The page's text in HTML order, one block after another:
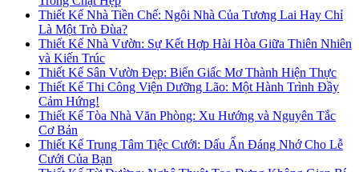
Thiết Kế Nhà Tiền Chế: Ngôi Nhà Của Tương Lai Hay Chỉ
Là Một Trò Đùa?
Thiết Kế Nhà Vườn: Sự Kết Hợp Hài Hòa Giữa Thiên Nhiên
và Kiến Trúc
Thiết Kế Sân Vườn Đẹp: Biến Giấc Mơ Thành Hiện Thực
Thiết Kế Thi Công Viện Dưỡng Lão: Một Hành Trình Đầy
Cảm Hứng!
Thiết Kế Tòa Nhà Văn Phòng: Xu Hướng và Nguyên Tắc
Cơ Bản
Thiết Kế Trung Tâm Tiệc Cưới: Dấu Ấn Đáng Nhớ Cho Lễ
Cưới Của Bạn